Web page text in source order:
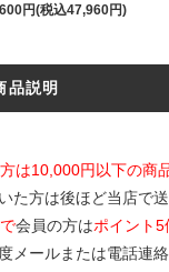
円(税込47,960円)
品説明
は10,000円以下の商
た方は後ほど当店で
会員の方はポイント5
メールまたは電話連